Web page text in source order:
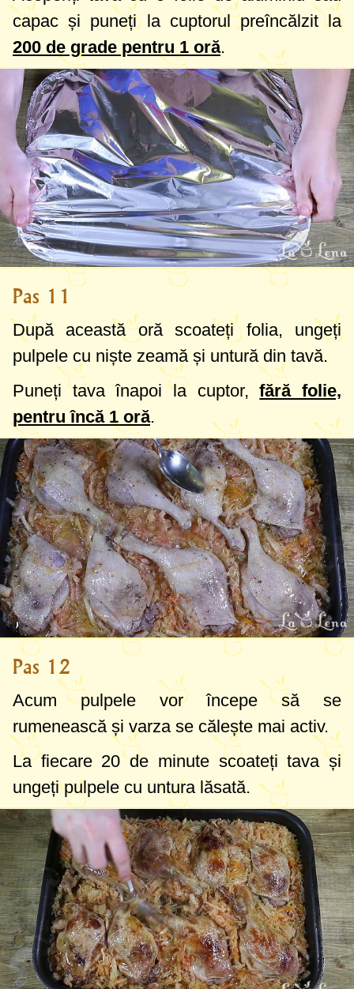
capac și puneți la cuptorul preîncălzit la
200 de grade pentru 1 oră.
Pas 11
După această oră scoateți folia, ungeți
pulpele cu niște zeamă și untură din tavă.
Puneți tava înapoi la cuptor,fără folie,
pentru încă 1 oră.
Pas 12
Acum pulpele vor începe să se
rumenească și varza se călește mai activ.
La fiecare 20 de minute scoateți tava și
ungeți pulpele cu untura lăsată.